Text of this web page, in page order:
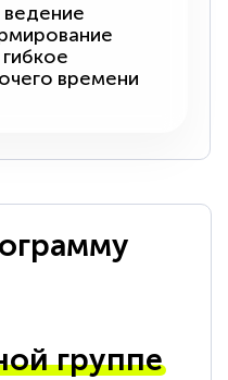
времени
группе